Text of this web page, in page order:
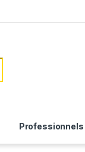
Professionnels